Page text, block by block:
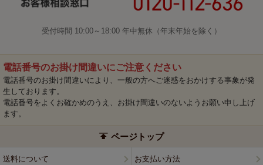
受付時間 10:00～18:00 年中無休（年末年始を除く）
電話番号のお掛け間違いにご注意ください
電話番号のお掛け間違いにより、一般の方へご迷惑をおかけする事象が発
生しております。
電話番号をよくお確かめのうえ、お掛け間違いのないようお願い申し上げ
ます。
ページトップ
送料について お支払い方法